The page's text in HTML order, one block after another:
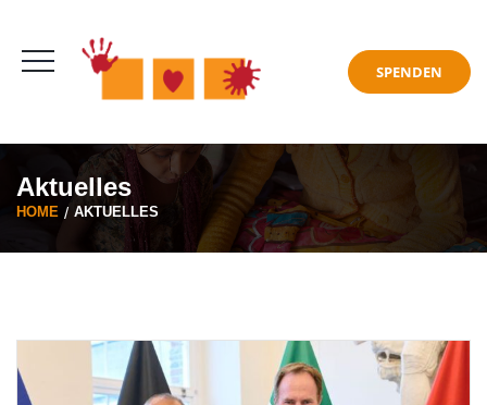
Aktuelles
HOME AKTUELLES